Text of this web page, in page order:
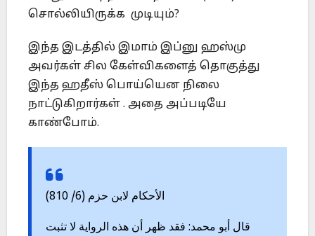
சொல்லியிருக்க முடியும்?
இந்த இடத்தில் இமாம் இப்னு ஹஸ்மு
அவர்கள் சில கேள்விகளைத் தொகுத்து
இந்த ஹதீஸ் பொய்யென நிலை
நாட்டுகிறார்கள் . அதை அப்படியே
காண்போம்.
الأحكام لابن حزم (6/ 810)
قال أبو محمد: فقد ظهر أن هذه الرواية لا تثبت